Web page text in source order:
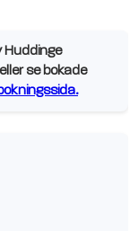
Huddinge
se bokade